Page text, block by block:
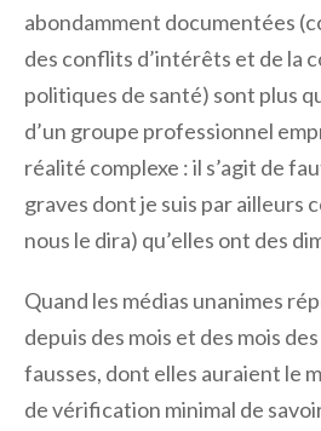
abondamment documentées
des conflits d’intérêts et de la
politiques de santé) sont plus
d’un groupe professionnel
réalité complexe : il s’agit de
graves dont je suis par ailleurs
nous le dira) qu’elles ont des
Quand les médias unanimes
depuis des mois et des mois
fausses, dont elles auraient le
de vérification minimal de